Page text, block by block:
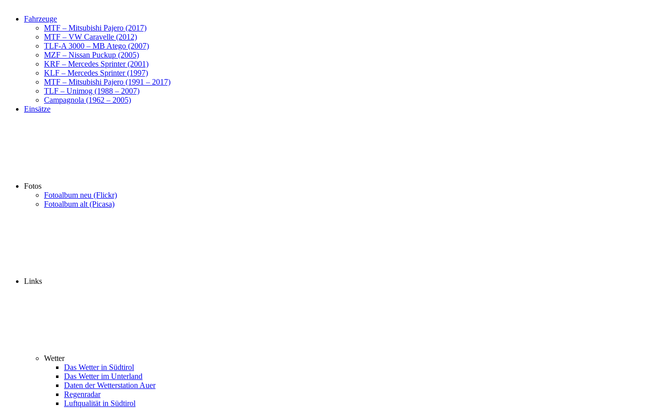
Fahrzeuge
MTF – Mitsubishi Pajero (2017)
MTF – VW Caravelle (2012)
TLF-A 3000 – MB Atego (2007)
MZF – Nissan Puckup (2005)
KRF – Mercedes Sprinter (2001)
KLF – Mercedes Sprinter (1997)
MTF – Mitsubishi Pajero (1991 – 2017)
TLF – Unimog (1988 – 2007)
Campagnola (1962 – 2005)
Einsätze
Fotos
Fotoalbum neu (Flickr)
Fotoalbum alt (Picasa)
Links
Wetter
Das Wetter in Südtirol
Das Wetter im Unterland
Daten der Wetterstation Auer
Regenradar
Luftqualität in Südtirol